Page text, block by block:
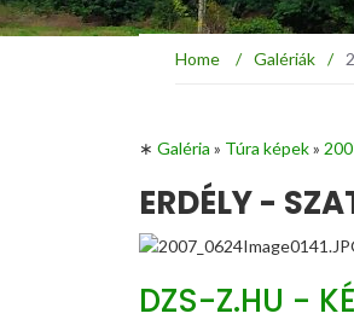
Home / Galériák /
∗ Galéria » Túra képek»
ERDÉLY -
DZS-Z.HU -